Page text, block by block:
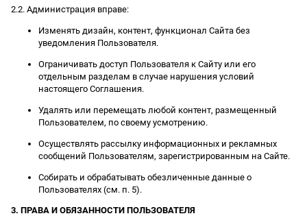
2.2. Администрация вправе:
Изменять дизайн, контент, функционал Сайта без
уведомления Пользователя.
Ограничивать доступ Пользователя к Сайту или его
отдельным разделам в случае нарушения условий
настоящего Соглашения.
Удалять или перемещать любой контент, размещенный
Пользователем, по своему усмотрению.
Осуществлять рассылку информационных и рекламных
сообщений Пользователям, зарегистрированным на Сайте.
Собирать и обрабатывать обезличенные данные о
Пользователях (см. п. 5).
3. ПРАВА И ОБЯЗАННОСТИ ПОЛЬЗОВАТЕЛЯ